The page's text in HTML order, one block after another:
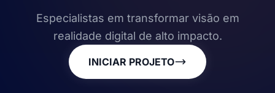
Especialistas em transformar visão em
realidade digital de alto impacto.
INICIAR PROJETO